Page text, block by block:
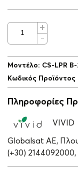
Μοντέλο: CS-LPR
Κωδικός Προϊόντος
Πληροφορίες
VIVID
Globalsat ΑΕ,
(+30) 2144092000,